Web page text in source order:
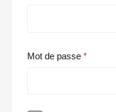
Mot de passe